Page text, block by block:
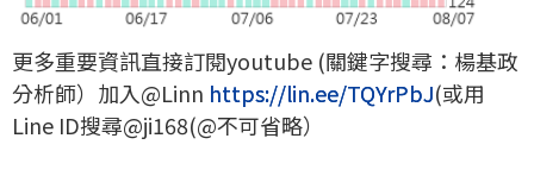
更多重要資訊直接訂閱youtube (關鍵字搜尋：楊基政
分析師）加入@Linn https://lin.ee/TQYrPbJ(或用
Line ID搜尋@ji168(@不可省略）